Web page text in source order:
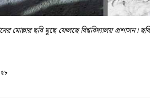
মোল্লার ছবি মুছে ফেলছে বিশ্ববিদ্যালয় প্রশাসন।